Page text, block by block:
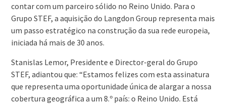
contar com um parceiro sólido no Reino Unido. Para o
Grupo STEF, a aquisição do Langdon Group representa mais
um passo estratégico na construção da sua rede europeia,
iniciada há mais de 30 anos.
Stanislas Lemor, Presidente e Director-geral do Grupo
STEF, adiantou que: “Estamos felizes com esta assinatura
que representa uma oportunidade única de alargar a nossa
cobertura geográfica a um 8.º país: o Reino Unido. Está